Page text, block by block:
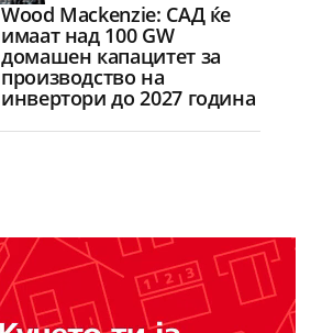
Wood Mackenzie: САД ќе
имаат над 100 GW
домашен капацитет за
производство на
инвертори до 2027 година